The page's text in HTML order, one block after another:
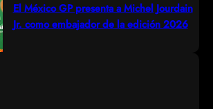
El México GP presenta a Michel Jourdain
Jr. como embajador de la edición 2026